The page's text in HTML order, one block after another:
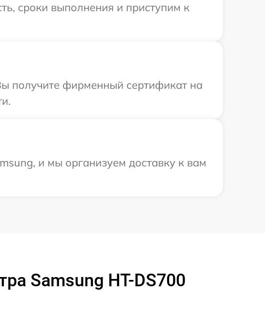
сроки выполнения и приступим к
получите фирменный сертификат на
и мы организуем доставку к вам
Samsung HT-DS700